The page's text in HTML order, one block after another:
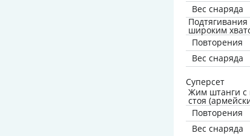
Вес снаряда
Подтягивания
широким
Повторения
Вес снаряда
Суперсет
Жим штанги с
стоя
Повторения
Вес снаряда